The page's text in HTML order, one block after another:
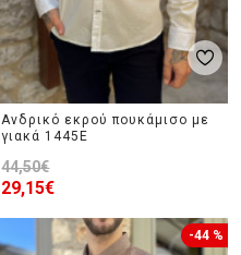
Ανδρικό εκρού πουκάμισο με
γιακά 1445E
29,15€
44,50€
-44 %